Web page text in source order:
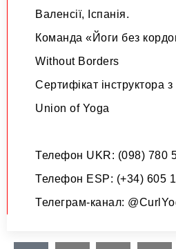
Валенсії, Іспанія.
Команда «Йоги без
Without Borders
Сертифікат інструктора з
Union of Yoga
Телефон UKR: (098) 780
Телефон ESP: (+34) 605
Телеграм-канал: